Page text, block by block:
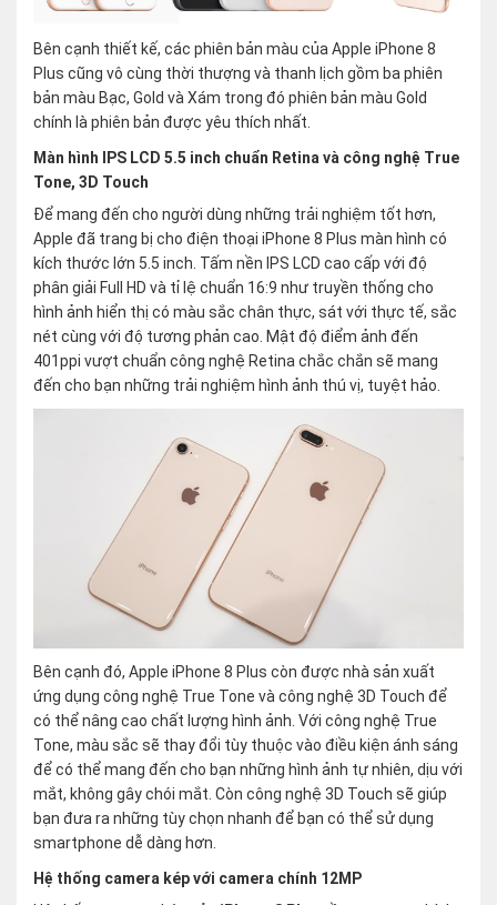
Bên cạnh thiết kế, các phiên bản màu của Apple iPhone 8
Plus cũng vô cùng thời thượng và thanh lịch gồm ba phiên
bản màu Bạc, Gold và Xám trong đó phiên bản màu Gold
chính là phiên bản được yêu thích nhất.
Màn hình IPS LCD 5.5 inch chuẩn Retina và công nghệ True
Tone, 3D Touch
Để mang đến cho người dùng những trải nghiệm tốt hơn,
Apple đã trang bị cho điện thoại iPhone 8 Plus màn hình có
kích thước lớn 5.5 inch. Tấm nền IPS LCD cao cấp với độ
phân giải Full HD và tỉ lệ chuẩn 16:9 như truyền thống cho
hình ảnh hiển thị có màu sắc chân thực, sát với thực tế, sắc
nét cùng với độ tương phản cao. Mật độ điểm ảnh đến
401ppi vượt chuẩn công nghệ Retina chắc chắn sẽ mang
đến cho bạn những trải nghiệm hình ảnh thú vị, tuyệt hảo.
Bên cạnh đó, Apple iPhone 8 Plus còn được nhà sản xuất
ứng dụng công nghệ True Tone và công nghệ 3D Touch để
có thể nâng cao chất lượng hình ảnh. Với công nghệ True
Tone, màu sắc sẽ thay đổi tùy thuộc vào điều kiện ánh sáng
để có thể mang đến cho bạn những hình ảnh tự nhiên, dịu với
mắt, không gây chói mắt. Còn công nghệ 3D Touch sẽ giúp
bạn đưa ra những tùy chọn nhanh để bạn có thể sử dụng
smartphone dễ dàng hơn.
Hệ thống camera kép với camera chính 12MP